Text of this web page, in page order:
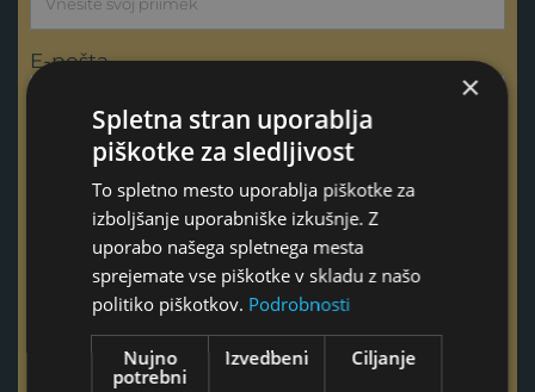
E-pošta
Telefon
Ta polja izpolnite samo v primeru, če imate vprašanje ali
povprašujete za podjetje
Naziv podjetja
×
Spletna stran uporablja
piškotke za sledljivost
To spletno mesto uporablja piškotke za
izboljšanje uporabniške izkušnje. Z
uporabo našega spletnega mesta
sprejemate vse piškotke v skladu z našo
politiko piškotkov. Podrobnosti
Nujno
potrebni
Izvedbeni Ciljanje